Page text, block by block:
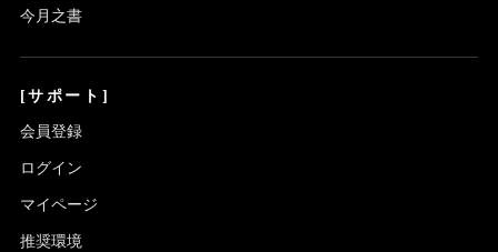
今月之書
[サポート]
会員登録
ログイン
マイページ
推奨環境